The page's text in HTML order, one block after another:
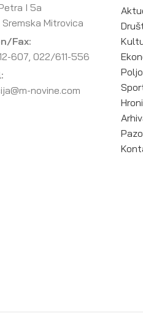
I 5a
Mitrovica
Fax:
607, 022/611-556
novine.com